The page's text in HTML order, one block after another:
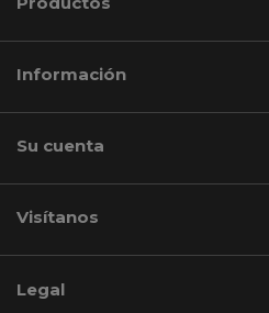
Información
Su cuenta
Visítanos
Legal